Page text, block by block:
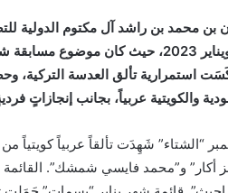
بن محمد بن راشد آل مكتوم الدولية
انستغرام لشهري ديسمبر 2022 ويناير 2023،
استمرارية تألق العدسة التركية،
والكويتية عربياً، بجانب إنجازاتٍ فرديةٍ
“الشتاء” شَهِدَت تألقاً عربياً كويتياً
أكار” و”محمد فايسي شمشك”.